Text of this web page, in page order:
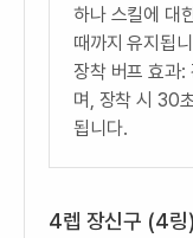
하나 스킬에 대
때까지 유지됩
장착 버프 효과:
며, 장착 시 30
됩니다.
4렙 장신구 (4링)